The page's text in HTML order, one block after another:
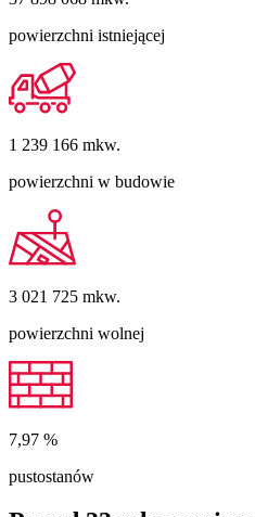
powierzchni istniejącej
1 239 166 mkw.
powierzchni w budowie
3 021 725 mkw.
powierzchni wolnej
7,97 %
pustostanów